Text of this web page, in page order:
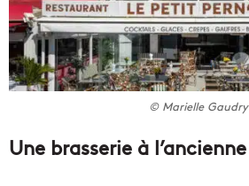
© Marielle Gaudry
Une brasserie à l’ancienne